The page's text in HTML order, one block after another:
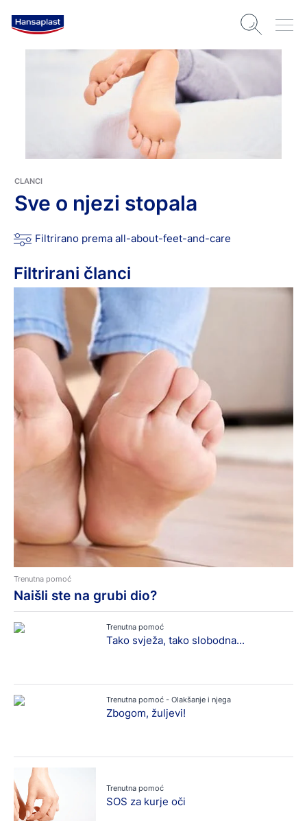
CLANCI
Sve o njezi stopala
Filtrirano prema all-about-feet-and-care
Filtrirani članci
Trenutna pomoć
Naišli ste na grubi dio?
Trenutna pomoć
Tako svježa, tako slobodna...
Trenutna pomoć - Olakšanje i njega
Zbogom, žuljevi!
Trenutna pomoć
SOS za kurje oči